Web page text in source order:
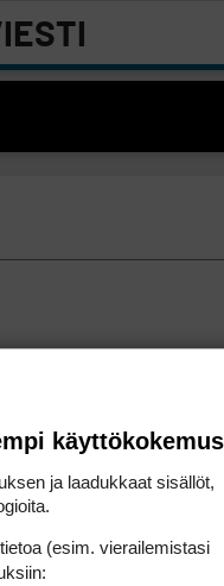
käyttökokemus
ja laadukkaat sisällöt,
(esim. vierailemis­tasi